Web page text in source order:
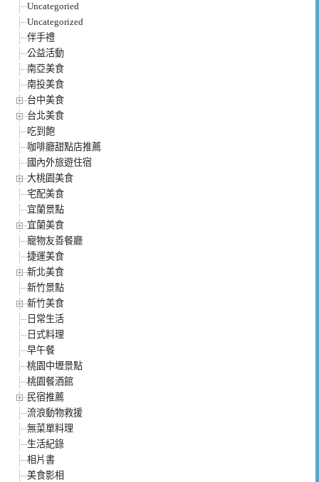
Uncategoried
Uncategorized
伴手禮
公益活動
南亞美食
南投美食
台中美食
台北美食
吃到飽
咖啡廳甜點店推薦
國內外旅遊住宿
大桃園美食
宅配美食
宜蘭景點
宜蘭美食
寵物友善餐廳
捷運美食
新北美食
新竹景點
新竹美食
日常生活
日式料理
早午餐
桃園中壢景點
桃園餐酒館
民宿推薦
流浪動物救援
無菜單料理
生活紀錄
相片書
美食影相